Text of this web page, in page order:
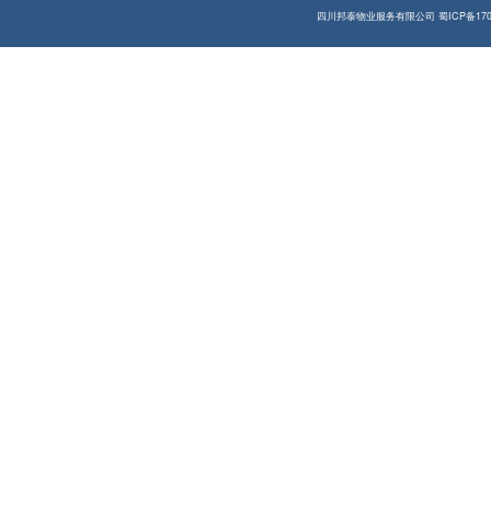
四川邦泰物业服务有限公司 蜀ICP备